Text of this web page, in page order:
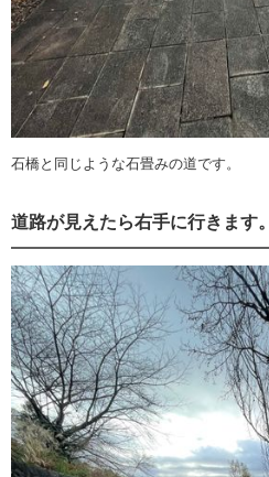
石橋と同じような石畳みの道です。
道路が見えたら右手に行きます。